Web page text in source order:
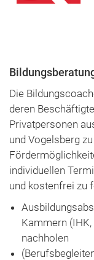
Die
deren
Privatpersonen
und Vogelsberg
individuellen
und kostenfrei zu
Kammern
nachholen